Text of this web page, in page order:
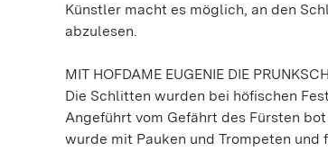
Künstler macht es möglich, an den
abzulesen.
MIT HOFDAME EUGENIE DIE
Die Schlitten wurden bei höfischen
Angeführt vom Gefährt des Fürsten
wurde mit Pauken und Trompeten